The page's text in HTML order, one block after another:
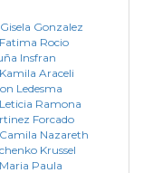
Gisela Gonzalez
Fatima Rocio
Insfran
Kamila Araceli
Ledesma
Leticia Ramona
Forcado
Camila Nazareth
Krussel
Maria Paula